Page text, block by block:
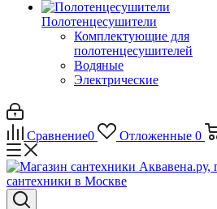
Полотенцесушители
Комплектующие для
полотенцесушителей
Водяные
Электрические
Сравнение0 Отложенные 0